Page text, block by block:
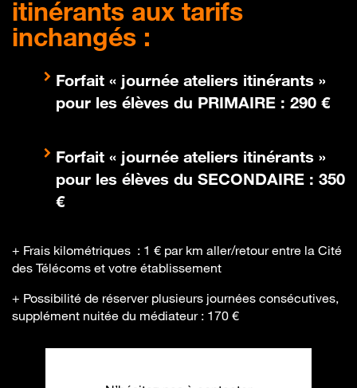
itinérants aux tarifs
inchangés :
Forfait « journée ateliers itinérants »
pour les élèves du PRIMAIRE : 290 €
Forfait « journée ateliers itinérants »
pour les élèves du SECONDAIRE : 350
€
+ Frais kilométriques : 1 € par km aller/retour entre la Cité
des Télécoms et votre établissement
+ Possibilité de réserver plusieurs journées consécutives,
supplément nuitée du médiateur : 170 €